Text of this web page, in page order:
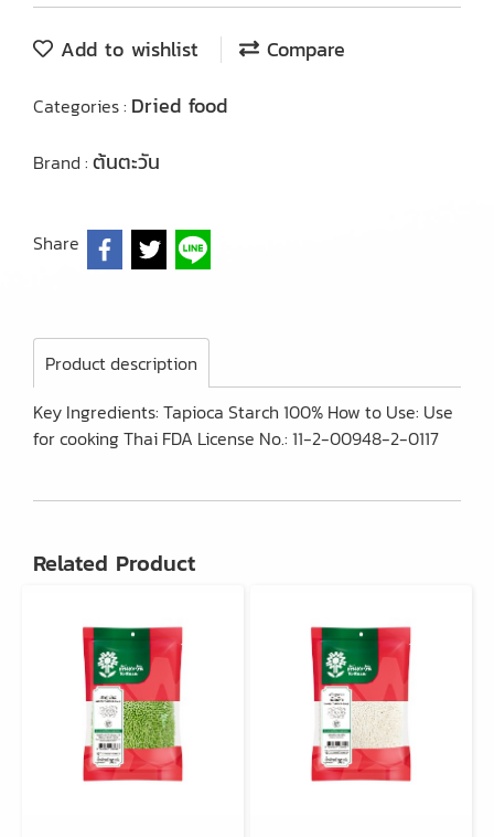
Add to wishlist Compare
Categories : Dried food
Brand : ต้นตะวัน
Share
Product description
Key Ingredients: Tapioca Starch 100% How to Use: Use
for cooking Thai FDA License No.: 11-2-00948-2-0117
Related Product